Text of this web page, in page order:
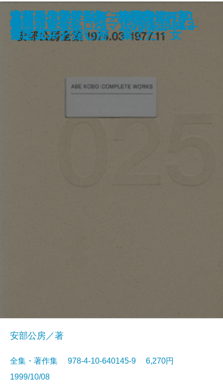
遠藤周作文学全集 第九巻 黄金
の国／薔薇の館 他
安部公房全集 27 1980.1-1984.1
1
ひらがな日本美術史3
漱石とその時代 第五部
遠藤周作文学全集 第八巻 母な
るもの／夫婦の一日 他
安部公房全集 26 1977.12-1980.
1
ナポリと南イタリアを歩く
明恵上人 愛蔵版
遠藤周作文学全集 第七巻 雲仙
／影法師／ユリアとよぶ女 他
遠藤周作文学全集 第六巻 アデ
ンまで／白い人／黄色い人 他
安部公房全集 25 1974.3-1977.1
1
安部公房／著
全集・著作集 978-4-10-640145-9 6,270円
1999/10/08
危機と克服―ローマ人の物語VIII―
遠藤周作文学全集 第五巻 おバ
カさん／わたしが・棄てた・女
安部公房全集 24 1973.3-1974.2
沈まぬ太陽〔五〕―会長室篇
〔下〕―
沈まぬ太陽〔四〕―会長室篇
〔上〕―
書に通ず
安部公房全集 23 1970.2-1973.3
遠藤周作文学全集 第四巻 スキ
ャンダル／深い河
ラビット・アングストローム4部
作I・II